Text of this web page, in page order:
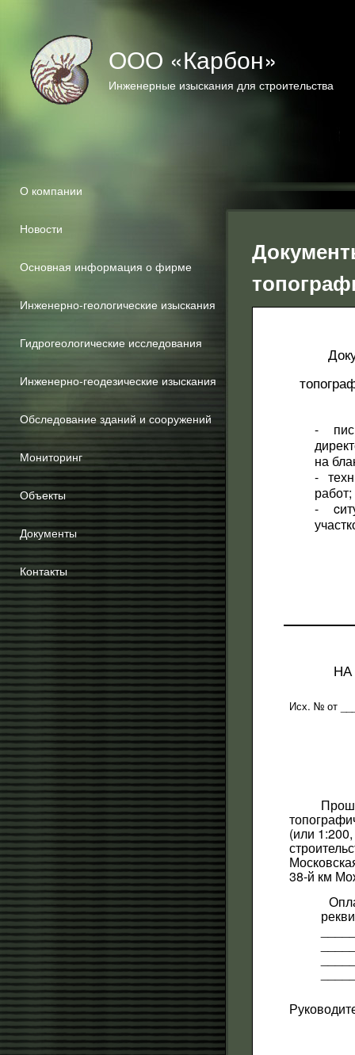
ООО «Карбон»
Инженерные изыскания для строительства
О компании
Новости
Основная информация о фирме
Инженерно-геологические изыскания
Гидрогеологические исследования
Инженерно-геодезические изыскания
Обследование зданий и сооружений
Мониторинг
Объекты
Документы
Контакты
-
на
-
работ;
-
Исх. № от
(или
38-й км